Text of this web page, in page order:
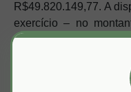
R$49.820.149,77. A
exercício – no
suficiente para cobrir
que resultou em um
comprometeu o mérito